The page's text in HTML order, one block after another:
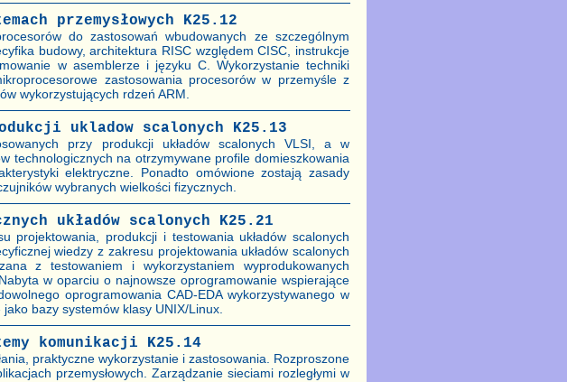
przemysłowych K25.12
do zastosowań wbudowanych ze szczególnym
budowy, architektura RISC względem CISC, instrukcje
w asemblerze i języku C. Wykorzystanie techniki
zastosowania procesorów w przemyśle z
wykorzystujących rdzeń ARM.
ukladow scalonych K25.13
przy produkcji układów scalonych VLSI, a w
technologicznych na otrzymywane profile domieszkowania
elektryczne. Ponadto omówione zostają zasady
wybranych wielkości fizycznych.
układów scalonych K25.21
projektowania, produkcji i testowania układów scalonych
wiedzy z zakresu projektowania układów scalonych
z testowaniem i wykorzystaniem wyprodukowanych
w oparciu o najnowsze oprogramowanie wspierające
oprogramowania CAD-EDA wykorzystywanego w
bazy systemów klasy UNIX/Linux.
komunikacji K25.14
praktyczne wykorzystanie i zastosowania. Rozproszone
przemysłowych. Zarządzanie sieciami rozległymi w